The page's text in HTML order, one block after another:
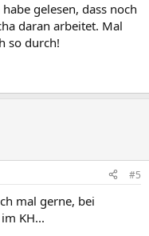
gelesen, dass noch
daran arbeitet. Mal
so durch!
#5
mal gerne, bei
KH...